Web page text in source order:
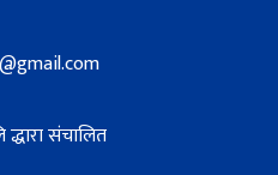
संचालित